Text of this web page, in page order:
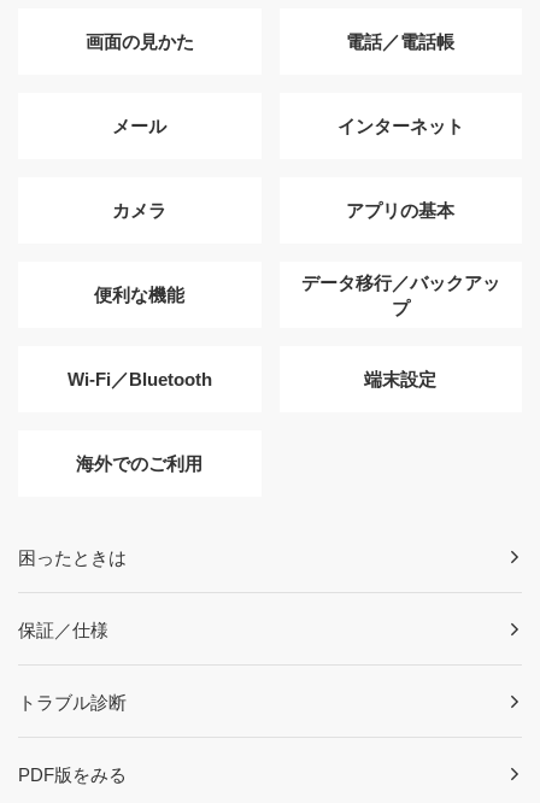
画面の見かた 電話／電話帳
メール インターネット
カメラ アプリの基本
便利な機能
データ移行／バックアッ
プ
Wi-Fi／Bluetooth 端末設定
海外でのご利用
困ったときは
保証／仕様
トラブル診断
PDF版をみる